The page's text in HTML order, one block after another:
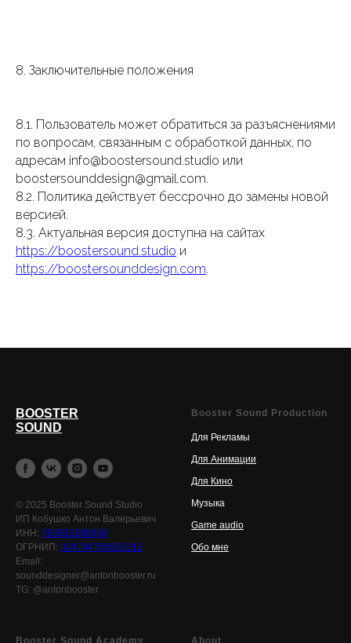
8. Заключительные положения
8.1. Пользователь может обратиться за разъяснениями
по вопросам, связанным с обработкой данных, по
адресам info@boostersound.studio или
boostersounddesign@gmail.com.
8.2. Политика действует бессрочно до замены новой
версией.
8.3. Актуальная версия доступна на сайтах
https://boostersound.studio и
https://boostersounddesign.com.
BOOSTER
SOUND
© 2025 Booster Sound Studio
ИП Кобушко Антон Валерьевич
ИНН: 783812200658
ОГРНИП: 324784700300212
Email:
sounddesigner@antonbooster.ru
TG: @antonbooster
Booster Sound Production
Для Рекламы
Для Анимации
Для Кино
Музыка
Game audio
Обо мне
Booster Sound Academy About